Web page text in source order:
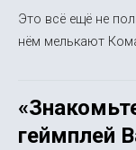
Это всё ещё не
нём мелькают
геймплей